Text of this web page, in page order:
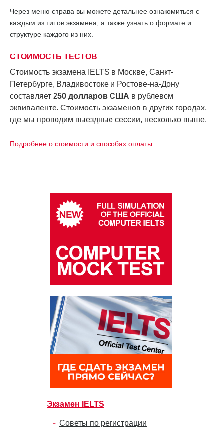
Через меню справа вы можете детальнее ознакомиться с
каждым из типов экзамена, а также узнать о формате и
структуре каждого из них.
СТОИМОСТЬ ТЕСТОВ
Стоимость экзамена IELTS в Москве, Санкт-
Петербурге, Владивостоке и Ростове-на-Дону
составляет 250 долларов США в рублевом
эквиваленте. Стоимость экзаменов в других городах,
где мы проводим выездные сессии, несколько выше.
Подробнее о стоимости и способах оплаты
Экзамен IELTS
Советы по регистрации